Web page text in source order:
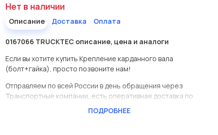
Нет в наличии
Описание Доставка Оплата
0167066 TRUCKTEC описание, цена и аналоги
Если вы хотите купить Крепление карданного вала
(болт+гайка), просто позвоните нам!
Отправляем по всей России в день обращения через
Транспортные компании, есть оперативная доставка по
ПОДРОБНЕЕ